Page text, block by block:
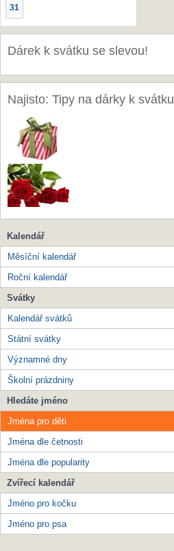
31
Dárek k svátku se slevou!
Najisto: Tipy na dárky k svátku
Kalendář
Měsíční kalendář
Roční kalendář
Svátky
Kalendář svátků
Státní svátky
Významné dny
Školní prázdniny
Hledáte jméno
Jména pro děti
Jména dle četnosti
Jména dle popularity
Zvířecí kalendář
Jméno pro kočku
Jméno pro psa